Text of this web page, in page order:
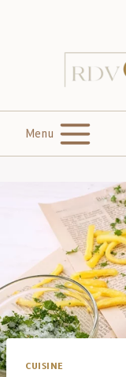
Menu
CUISINE